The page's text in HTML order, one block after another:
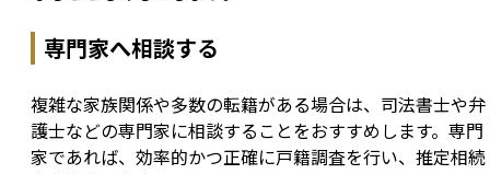
専門家へ相談する
複雑な家族関係や多数の転籍がある場合は、司法書士や弁
護士などの専門家に相談することをおすすめします。専門
家であれば、効率的かつ正確に戸籍調査を行い、推定相続